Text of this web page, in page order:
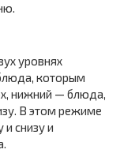
уровнях
которым
нижний — блюда,
В этом режиме
и снизу и